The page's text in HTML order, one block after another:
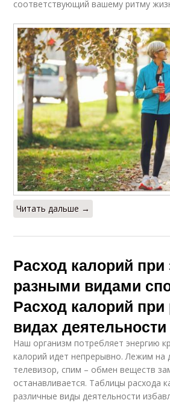
соответствующий вашему ритму
Читать дальше →
Расход калорий при
разными видами
Расход калорий
видах
Наш организм потребляет энергию
калорий идет непрерывно. Лежим на
телевизор, спим – обмен веществ
останавливается. Таблицы расхода
различные виды деятельности